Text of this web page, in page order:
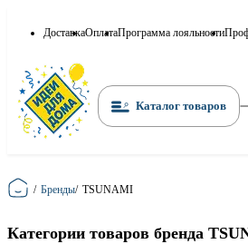
ДоставкаОплатаПрограмма лояльности
Каталог товаров
Главная
/ Бренды/ TSUNAMI
Категории товаров бренда